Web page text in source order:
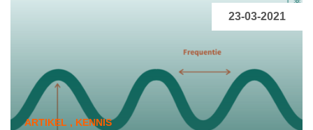
ARTIKEL , KENNIS
23-03-2021